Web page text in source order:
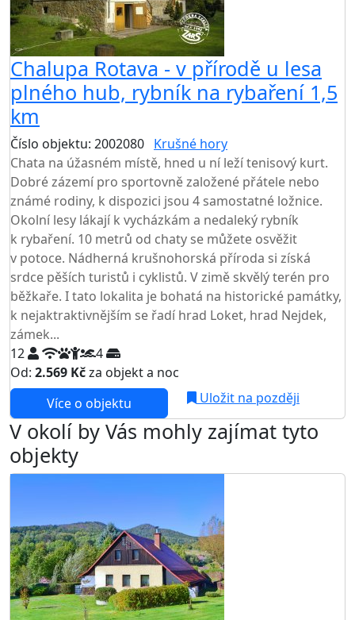
Chalupa Rotava - v přírodě u lesa
plného hub, rybník na rybaření 1,5
km
Číslo objektu: 2002080 Krušné hory
Chata na úžasném místě, hned u ní leží tenisový kurt.
Dobré zázemí pro sportovně založené přátele nebo
známé rodiny, k dispozici jsou 4 samostatné ložnice.
Okolní lesy lákají k vycházkám a nedaleký rybník
k rybaření. 10 metrů od chaty se můžete osvěžit
v potoce. Nádherná krušnohorská příroda si získá
srdce pěších turistů i cyklistů. V zimě skvělý terén pro
běžkaře. I tato lokalita je bohatá na historické památky,
k nejaktraktivnějším se řadí hrad Loket, hrad Nejdek,
zámek...
12
4
Od: 2.569 Kčza objekt a noc
Více o objektu
Uložit na později
V okolí by Vás mohly zajímat tyto
objekty